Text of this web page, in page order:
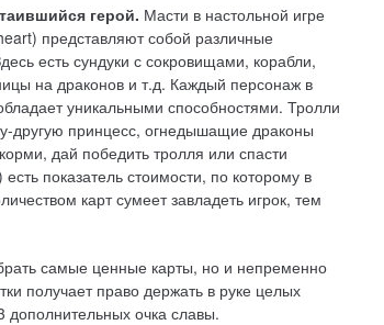
герой. Масти в настольной игре
представляют собой различные
есть сундуки с сокровищами, корабли,
на драконов и т.д. Каждый персонаж в
уникальными способностями. Тролли
другую принцесс, огнедышащие драконы
дай победить тролля или спасти
показатель стоимости, по которому в
карт сумеет завладеть игрок, тем
самые ценные карты, но и непременно
получает право держать в руке целых
дополнительных очка славы.